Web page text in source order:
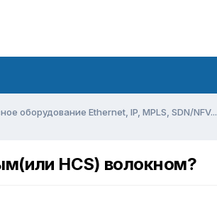
оборудование Ethernet, IP, MPLS, SDN/NFV...
HCS) волокном?